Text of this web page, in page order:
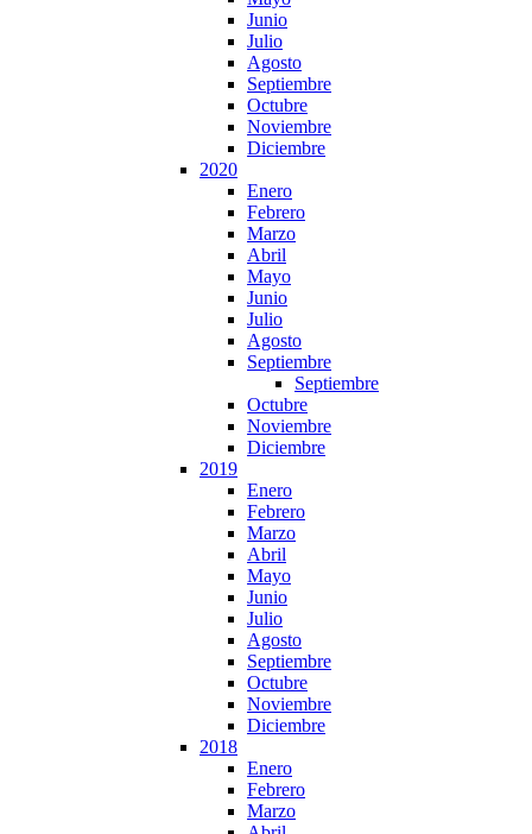
Junio
Julio
Agosto
Septiembre
Octubre
Noviembre
Diciembre
2020
Enero
Febrero
Marzo
Abril
Mayo
Junio
Julio
Agosto
Septiembre
Septiembre
Octubre
Noviembre
Diciembre
2019
Enero
Febrero
Marzo
Abril
Mayo
Junio
Julio
Agosto
Septiembre
Octubre
Noviembre
Diciembre
2018
Enero
Febrero
Marzo